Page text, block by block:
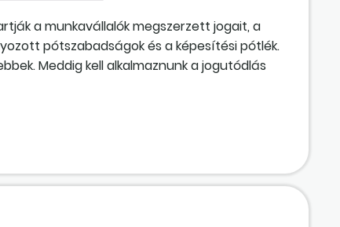
a munkavállalók megszerzett jogait, a
pótszabadságok és a képesítési pótlék.
Meddig kell alkalmaznunk a jogutódlás